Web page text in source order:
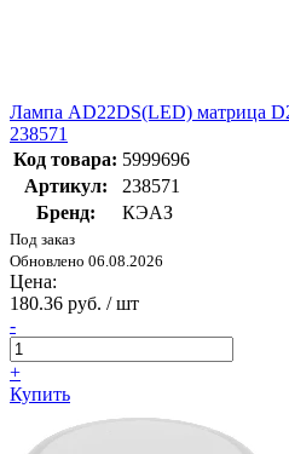
Лампа AD22DS(LED) матрица
238571
Код товара: 5999696
Артикул:
238571
Бренд:
КЭАЗ
Под заказ
Обновлено 06.08.2026
Цена:
180.36 руб. / шт
-
+
Купить